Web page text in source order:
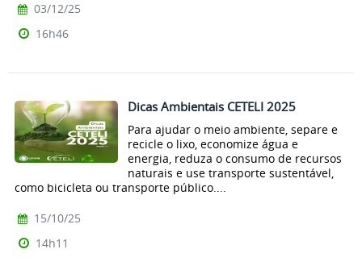
03/12/25
16h46
Dicas Ambientais CETELI 2025
Para ajudar o meio ambiente, separe e
recicle o lixo, economize água e
energia, reduza o consumo de recursos
naturais e use transporte sustentável,
como bicicleta ou transporte público....
15/10/25
14h11